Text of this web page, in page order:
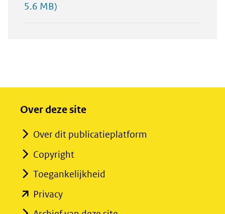
5.6 MB)
Over deze site
Over dit publicatieplatform
Copyright
Toegankelijkheid
Privacy(opent
in